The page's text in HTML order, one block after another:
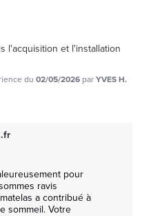
l'acquisition et l'installation
du 02/05/2026 parYVES H.
pour
ravis
a contribué à
sommeil. Votre